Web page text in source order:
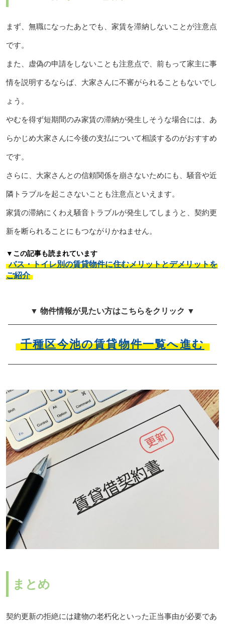
まず、無職になったあとでも、家賃を滞納しないことが注意点
です。
また、虚偽の申請をしないことも注意点で、前もって家主に事
情を説明するならば、大家さんに不審がられることもないでし
ょう。
やむを得ず短期間のみ家賃の滞納が発生しそうな場合には、あ
らかじめ大家さんに今後の支払について相談するのがおすすめ
です。
さらに、大家さんとの信頼関係を崩さないためにも、騒音や近
隣トラブルを起こさないことも注意点といえます。
家賃の滞納にくわえ騒音トラブルが発生してしまうと、契約更
新を断られることにもつながりかねません。
▼この記事も読まれています
バス・トイレ別の賃貸物件に住むメリットとデメリットを
ご紹介
▼ 物件情報が見たい方はこちらをクリック ▼
千種区今池の賃貸物件一覧へ進む
まとめ
契約更新の拒絶には建物の老朽化といった正当事由が必要であ